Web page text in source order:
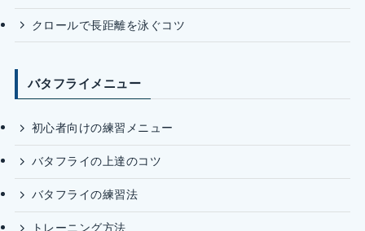
クロールで長距離を泳ぐコツ
バタフライメニュー
初心者向けの練習メニュー
バタフライの上達のコツ
バタフライの練習法
トレーニング方法